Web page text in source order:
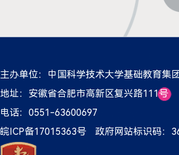
主办单位：中国科学技术大学基础教育集团
地址：安徽省合肥市高新区复兴路111号
电话：0551-63600697
皖ICP备17015363号
政府网站标识码：